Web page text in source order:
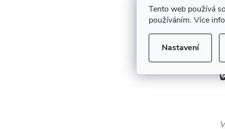
Tento web používá
používáním. Více
Nastavení